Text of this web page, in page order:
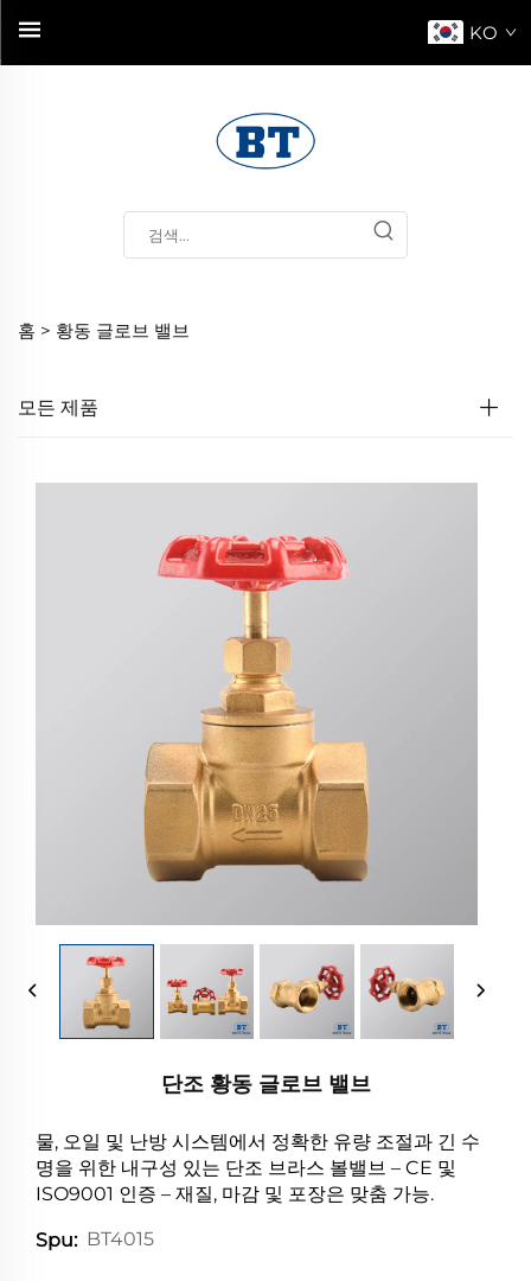
KO
홈 > 황동 글로브 밸브
모든 제품
단조 황동 글로브 밸브
물, 오일 및 난방 시스템에서 정확한 유량 조절과 긴 수
명을 위한 내구성 있는 단조 브라스 볼밸브 – CE 및
ISO9001 인증 – 재질, 마감 및 포장은 맞춤 가능.
Spu: BT4015